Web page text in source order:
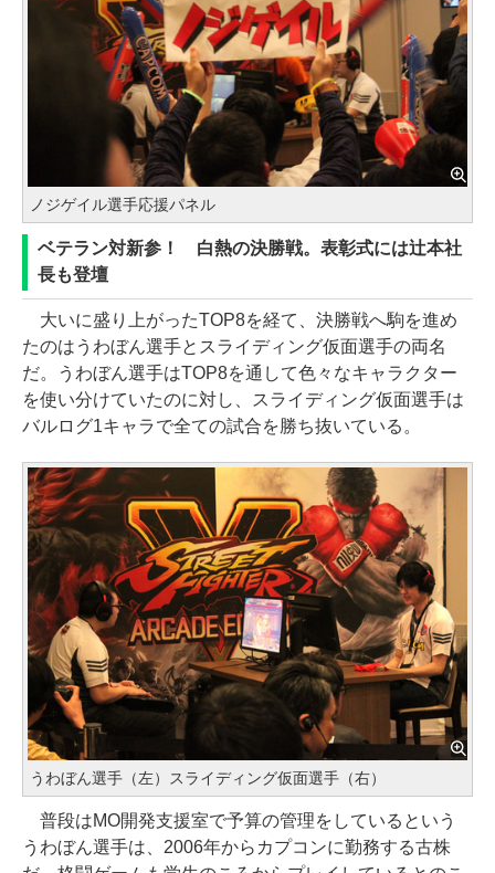
ノジゲイル選手応援パネル
ベテラン対新参！ 白熱の決勝戦。表彰式には辻本社
長も登壇
大いに盛り上がったTOP8を経て、決勝戦へ駒を進め
たのはうわぼん選手とスライディング仮面選手の両名
だ。うわぼん選手はTOP8を通して色々なキャラクター
を使い分けていたのに対し、スライディング仮面選手は
バルログ1キャラで全ての試合を勝ち抜いている。
うわぼん選手（左）スライディング仮面選手（右）
普段はMO開発支援室で予算の管理をしているという
うわぼん選手は、2006年からカプコンに勤務する古株